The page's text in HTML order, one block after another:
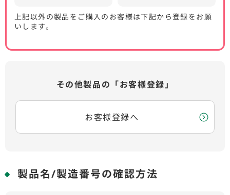
上記以外の製品をご購入のお客様は下記から登録をお願
いします。
その他製品の「お客様登録」
お客様登録へ
製品名/製造番号の確認方法